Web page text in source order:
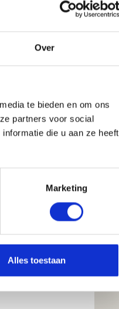
Over
te bieden en om ons
partners voor social
die u aan ze heeft
Marketing
Alles toestaan